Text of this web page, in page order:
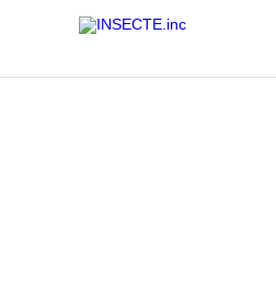
: Use of undefined constant